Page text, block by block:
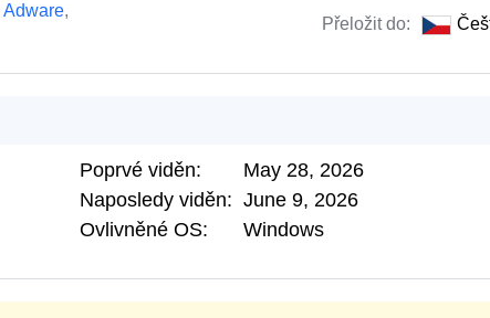
Adware,
Přeložit do:
Poprvé viděn:
May 28, 2026
Naposledy viděn: June 9, 2026
Ovlivněné OS:
Windows